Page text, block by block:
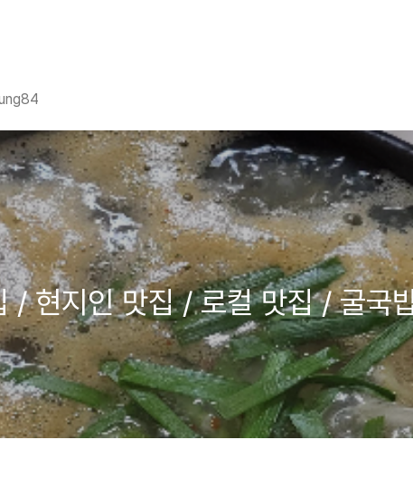
/ 현지인 맛집 / 로컬 맛집 / 굴국